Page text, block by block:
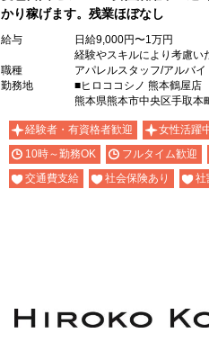
かり稼げます。残業ほぼなし
給与
日給9,000円〜1万円
経験やスキルにより考慮い
職種
アパレルスタッフ/アルバイ
勤務地
■ヒロココシノ 熊本鶴屋店
熊本県熊本市中央区手取
経験者・有資格者歓迎 女性活躍
10時～勤務OK
フルタイム歓迎
交通費支給
社会保険あり 社